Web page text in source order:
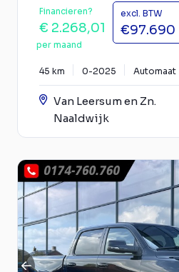
Financieren?
€ 2.268,01
per maand
excl. BTW
€97.690
45 km 0-2025 Automaat
Van Leersum en Zn.
Naaldwijk